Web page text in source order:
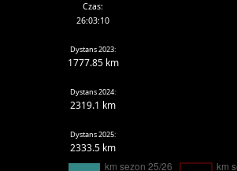
Czas:
26:03:10
Dystans 2023:
1777.85 km
Dystans 2024:
2319.1 km
Dystans 2025:
2333.5 km